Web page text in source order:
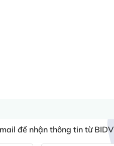
để nhận thông tin từ BIDV